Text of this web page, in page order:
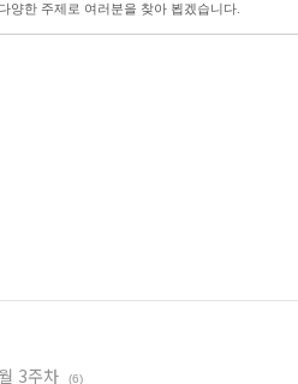
양한 주제로 여러분을 찾아 뵙겠습니다.
3주차
(6)